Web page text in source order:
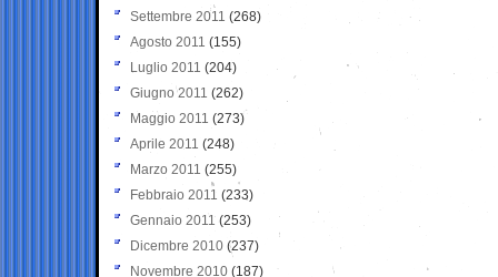
Settembre 2011 (268)
Agosto 2011 (155)
Luglio 2011 (204)
Giugno 2011 (262)
Maggio 2011 (273)
Aprile 2011 (248)
Marzo 2011 (255)
Febbraio 2011 (233)
Gennaio 2011 (253)
Dicembre 2010 (237)
Novembre 2010 (187)